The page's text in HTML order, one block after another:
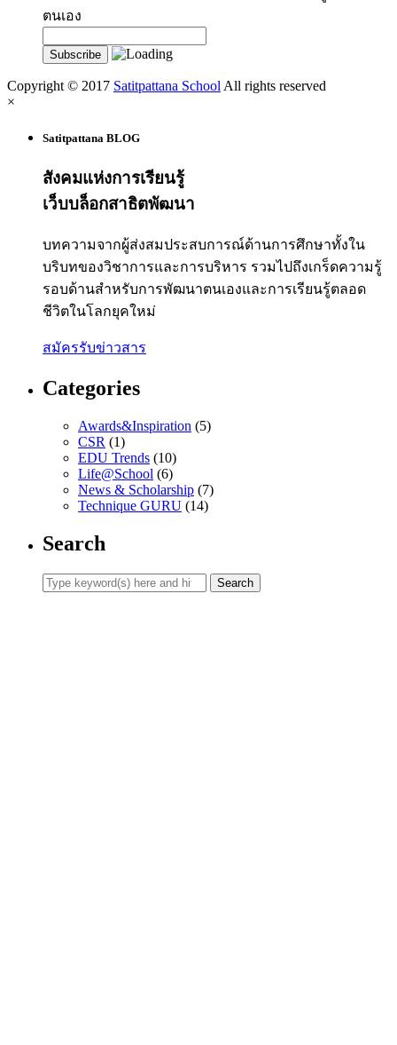
ตนเอง
Copyright © 2017 Satitpattana School All rights reserved
×
Satitpattana BLOG
สังคมแห่งการเรียนรู้
เว็บบล็อกสาธิตพัฒนา
บทความจากผู้ส่งสมประสบการณ์ด้านการศึกษาทั้งใน
บริบทของวิชาการและการบริหาร รวมไปถึงเกร็ดความรู้
รอบด้านสำหรับการพัฒนาตนเองและการเรียนรู้ตลอด
ชีวิตในโลกยุคใหม่
สมัครรับข่าวสาร
Categories
Awards&Inspiration (5)
CSR (1)
EDU Trends (10)
Life@School (6)
News & Scholarship (7)
Technique GURU (14)
Search